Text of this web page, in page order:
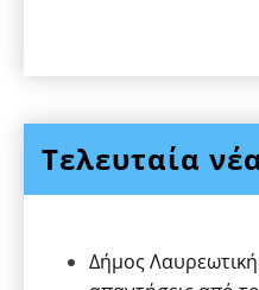
Τελευταία
Δήμος